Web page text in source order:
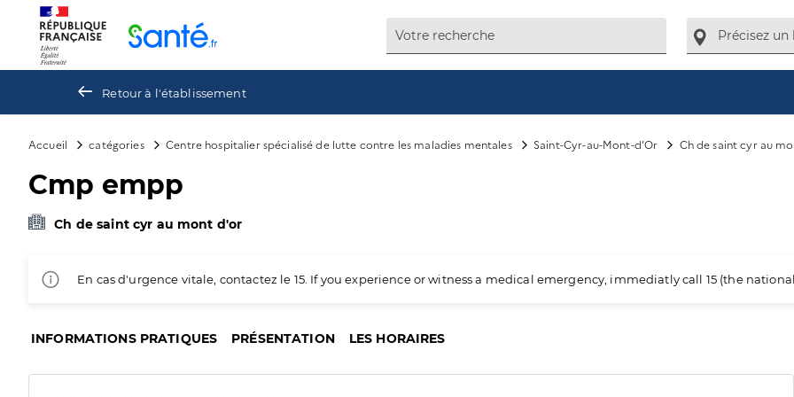
Retour à l'établissement
Accueil catégories Centre hospitalier spécialisé de lutte contre les maladies mentales Saint-Cyr-au-Mont-d’Or Ch de saint cyr au
Cmp empp
Ch de saint cyr au mont d'or
En cas d'urgence vitale, contactez le 15. If you experience or witness a medical emergency, immediatly call 15 (the
INFORMATIONS PRATIQUES PRÉSENTATION LES HORAIRES
Panneau de gestion des cookies